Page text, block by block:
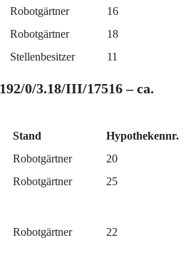
Robotgärtner
16
Robotgärtner
18
Stellenbesitzer 11
0/3.18/III/17516 – ca.
Stand
Hypothekennr.
Robotgärtner
20
Robotgärtner 25
Robotgärtner 22